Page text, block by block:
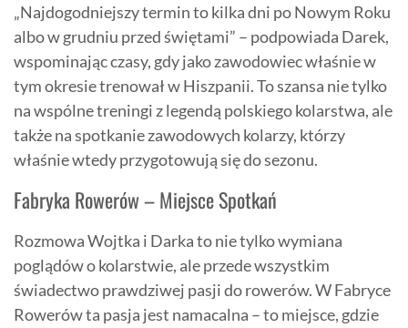
„Najdogodniejszy termin to kilka dni po Nowym Roku
albo w grudniu przed świętami” – podpowiada Darek,
wspominając czasy, gdy jako zawodowiec właśnie w
tym okresie trenował w Hiszpanii. To szansa nie tylko
na wspólne treningi z legendą polskiego kolarstwa, ale
także na spotkanie zawodowych kolarzy, którzy
właśnie wtedy przygotowują się do sezonu.
Fabryka Rowerów – Miejsce Spotkań
Rozmowa Wojtka i Darka to nie tylko wymiana
poglądów o kolarstwie, ale przede wszystkim
świadectwo prawdziwej pasji do rowerów. W Fabryce
Rowerów ta pasja jest namacalna – to miejsce, gdzie